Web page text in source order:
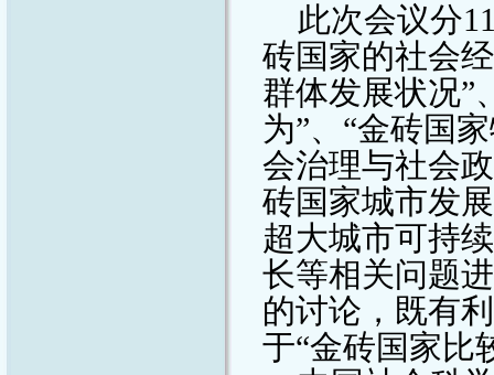
此次会议分
砖国家的社会
群体发展状况”
为”、“金砖国
会治理与社会
砖国家城市发
超大城市可持
长等相关问题
的讨论，既有
于“金砖国家比